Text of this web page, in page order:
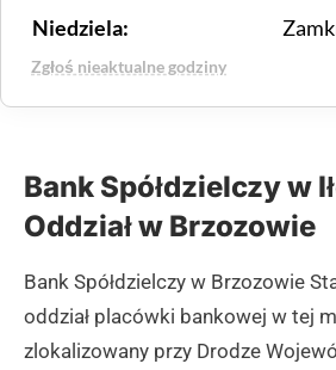
Niedziela:
Zgłoś nieaktualne godziny
Bank Spółdzielczy w
Oddział w Brzozowie
Bank Spółdzielczy w Brzozowie
oddział placówki bankowej w tej
zlokalizowany przy Drodze